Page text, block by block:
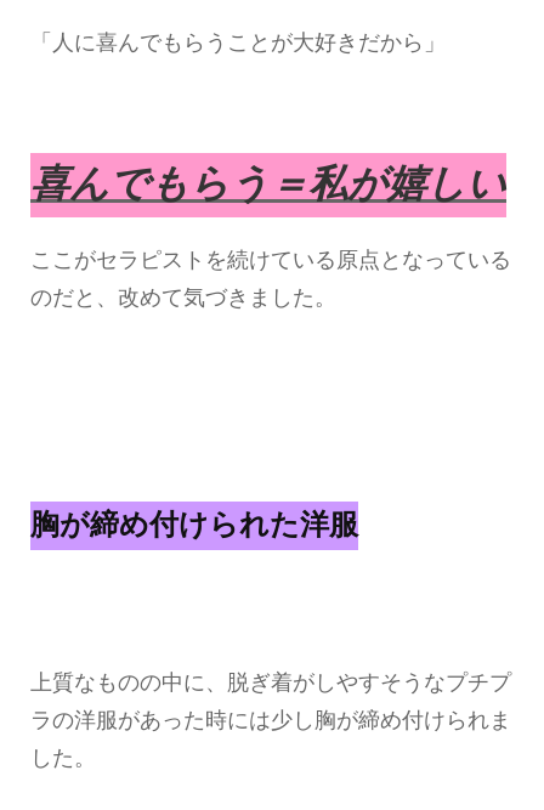
「人に喜んでもらうことが大好きだから」
喜んでもらう＝私が嬉しい
ここがセラピストを続けている原点となっている
のだと、改めて気づきました。
胸が締め付けられた洋服
上質なものの中に、脱ぎ着がしやすそうなプチプ
ラの洋服があった時には少し胸が締め付けられま
した。